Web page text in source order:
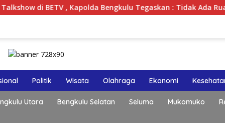
BETV , Kapolda Bengkulu Tegaskan : Tidak Ada Ruang Bagi
Politik Wisata Olahraga Ekonomi
Utara Bengkulu Selatan Seluma Mukomuko